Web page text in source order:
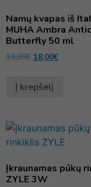
Namų kvapas iš
MUHA Ambra
Butterfly 50 ml
19,99€ 18,00€
Į krepšelį
Įkraunamas pūkų
ZYLE 3W